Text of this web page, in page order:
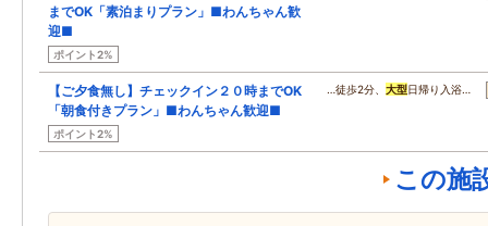
までOK「素泊まりプラン」■わんちゃん歓
迎■
ポイント2%
【ご夕食無し】チェックイン２０時までOK
「朝食付きプラン」■わんちゃん歓迎■
ポイント2%
…徒歩2分、 大型日帰り入浴…
この施